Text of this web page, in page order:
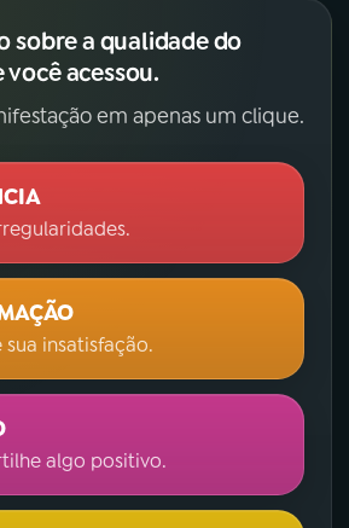
sobre a qualidade do
acessou.
em apenas um clique.
sua insatisfação.
algo positivo.